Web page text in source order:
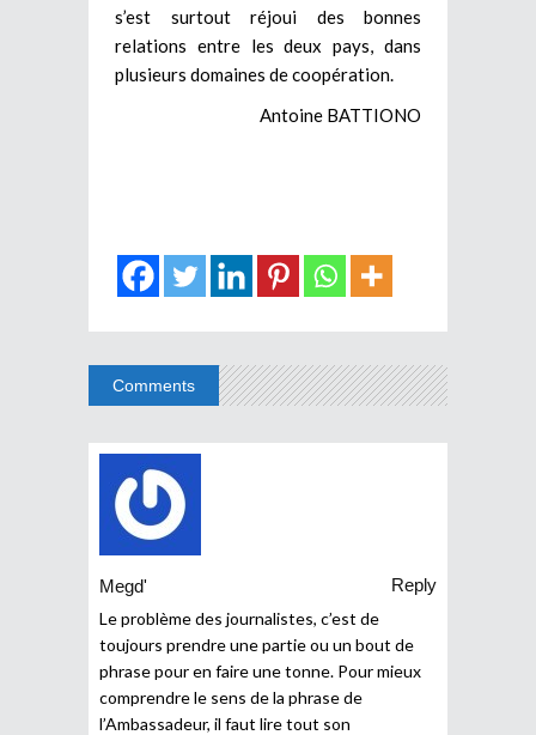
s’est surtout réjoui des bonnes
relations entre les deux pays, dans
plusieurs domaines de coopération.
Antoine BATTIONO
Comments
Megd'
Reply
Le problème des journalistes, c’est de
toujours prendre une partie ou un bout de
phrase pour en faire une tonne. Pour mieux
comprendre le sens de la phrase de
l’Ambassadeur, il faut lire tout son